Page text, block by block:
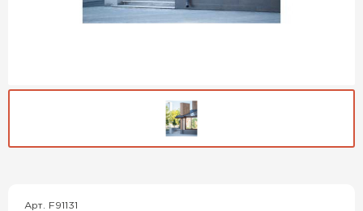
Арт. F91131